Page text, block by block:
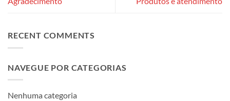
RECENT COMMENTS
NAVEGUE POR CATEGORIAS
Nenhuma categoria